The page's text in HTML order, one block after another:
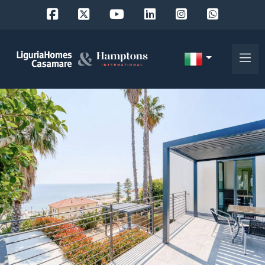
EN
FR
DE
RU
Chi
siamo
I
nostri
Scegli
dove
cercare
Provincia
Comune